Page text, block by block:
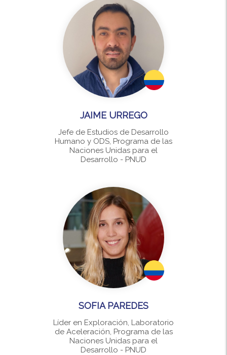
JAIME URREGO
Jefe de Estudios de Desarrollo
Humano y ODS, Programa de las
Naciones Unidas para el
Desarrollo - PNUD
SOFIA PAREDES
Líder en Exploración, Laboratorio
de Aceleración, Programa de las
Naciones Unidas para el
Desarrollo - PNUD